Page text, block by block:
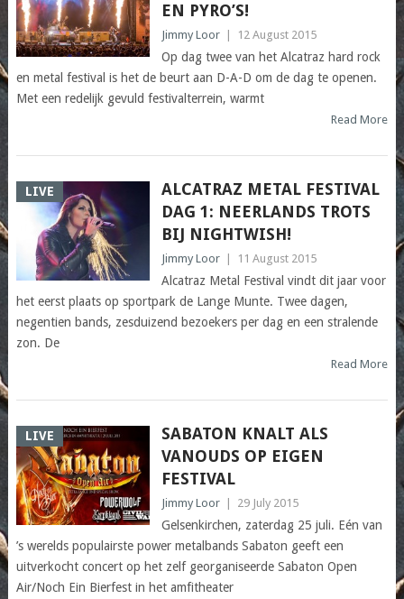
EN PYRO’S!
Jimmy Loor 12 August 2015
Op dag twee van het Alcatraz hard rock
en metal festival is het de beurt aan D-A-D om de dag te openen.
Met een redelijk gevuld festivalterrein, warmt
Read More
LIVE
ALCATRAZ METAL FESTIVAL
DAG 1: NEERLANDS TROTS
BIJ NIGHTWISH!
Jimmy Loor 11 August 2015
Alcatraz Metal Festival vindt dit jaar voor
het eerst plaats op sportpark de Lange Munte. Twee dagen,
negentien bands, zesduizend bezoekers per dag en een stralende
zon. De
Read More
LIVE
SABATON KNALT ALS
VANOUDS OP EIGEN
FESTIVAL
Jimmy Loor 29 July 2015
Gelsenkirchen, zaterdag 25 juli. Eén van
’s werelds populairste power metalbands Sabaton geeft een
uitverkocht concert op het zelf georganiseerde Sabaton Open
Air/Noch Ein Bierfest in het amfitheater